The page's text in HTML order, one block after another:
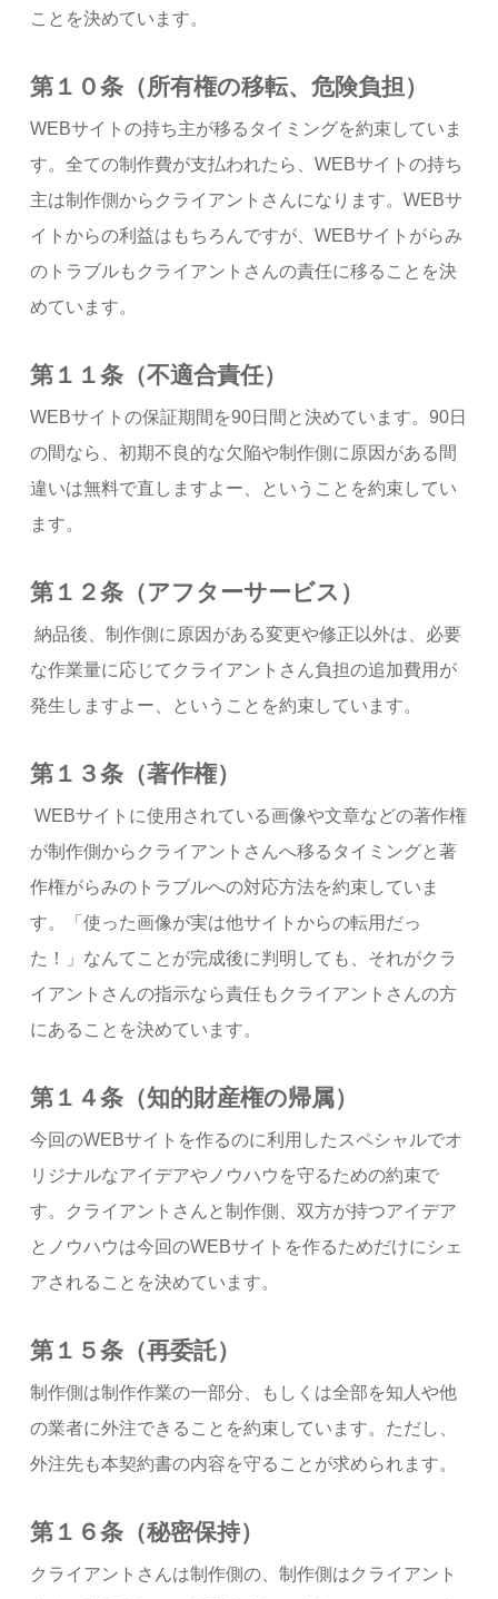
ことを決めています。
第１０条（所有権の移転、危険負担）
WEBサイトの持ち主が移るタイミングを約束していま
す。全ての制作費が支払われたら、WEBサイトの持ち
主は制作側からクライアントさんになります。WEBサ
イトからの利益はもちろんですが、WEBサイトがらみ
のトラブルもクライアントさんの責任に移ることを決
めています。
第１１条（不適合責任）
WEBサイトの保証期間を90日間と決めています。90日
の間なら、初期不良的な欠陥や制作側に原因がある間
違いは無料で直しますよー、ということを約束してい
ます。
第１２条（アフターサービス）
納品後、制作側に原因がある変更や修正以外は、必要
な作業量に応じてクライアントさん負担の追加費用が
発生しますよー、ということを約束しています。
第１３条（著作権）
WEBサイトに使用されている画像や文章などの著作権
が制作側からクライアントさんへ移るタイミングと著
作権がらみのトラブルへの対応方法を約束していま
す。「使った画像が実は他サイトからの転用だっ
た！」なんてことが完成後に判明しても、それがクラ
イアントさんの指示なら責任もクライアントさんの方
にあることを決めています。
第１４条（知的財産権の帰属）
今回のWEBサイトを作るのに利用したスペシャルでオ
リジナルなアイデアやノウハウを守るための約束で
す。クライアントさんと制作側、双方が持つアイデア
とノウハウは今回のWEBサイトを作るためだけにシェ
アされることを決めています。
第１５条（再委託）
制作側は制作作業の一部分、もしくは全部を知人や他
の業者に外注できることを約束しています。ただし、
外注先も本契約書の内容を守ることが求められます。
第１６条（秘密保持）
クライアントさんは制作側の、制作側はクライアント